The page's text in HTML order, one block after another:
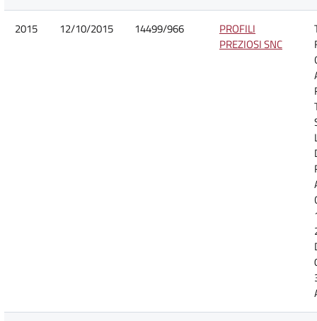
2015 12/10/2015 14499/966
PROFILI
PREZIOSI SNC